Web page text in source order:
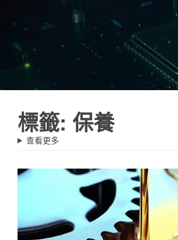
標籤: 保養
查看更多